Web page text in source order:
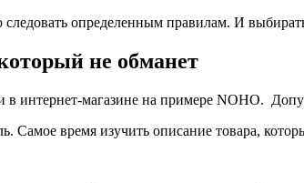
определенным правилам. И
не обманет
в интернет-магазине на примере NOHO.
Самое время изучить описание товара,